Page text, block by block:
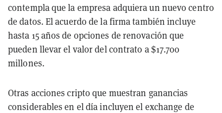
contempla que la empresa adquiera un nuevo centro
de datos. El acuerdo de la firma también incluye
hasta 15 años de opciones de renovación que
pueden llevar el valor del contrato a $17.700
millones.
Otras acciones cripto que muestran ganancias
considerables en el día incluyen el exchange de